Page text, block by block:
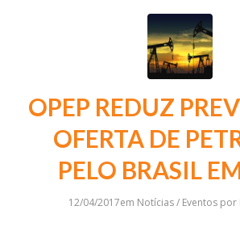
OPEP REDUZ
OFERTA DE
PELO BRASIL
12/04/2017em Notícias / Eventos por